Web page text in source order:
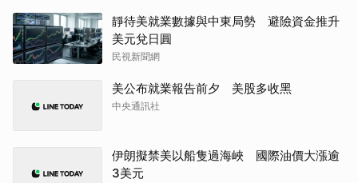
靜待美就業數據與中東局勢 避險資金推升
美元兌日圓
民視新聞網
美公布就業報告前夕 美股多收黑
中央通訊社
伊朗擬禁美以船隻過海峽 國際油價大漲逾
3美元